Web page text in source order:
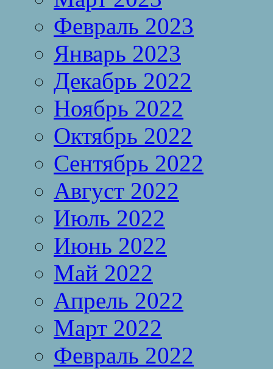
Февраль 2023
Январь 2023
Декабрь 2022
Ноябрь 2022
Октябрь 2022
Сентябрь 2022
Август 2022
Июль 2022
Июнь 2022
Май 2022
Апрель 2022
Март 2022
Февраль 2022